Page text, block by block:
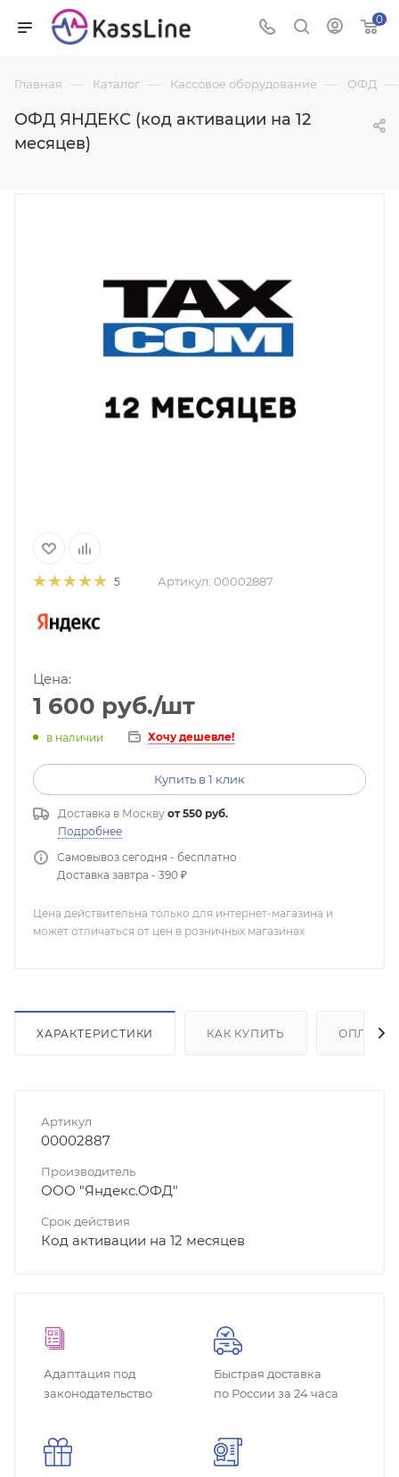
0
Главная — Каталог — Кассовое оборудование — ОФД —
ОФД ЯНДЕКС (код активации на 12
месяцев)
5 Артикул: 00002887
Цена:
1 600 руб./шт
в наличии Хочу дешевле!
Купить в 1 клик
Доставка в Москву от 550 руб.
Подробнее
Самовывоз сегодня - бесплатно
Доставка завтра - 390 ₽
Цена действительна только для интернет-магазина и
может отличаться от цен в розничных магазинах
ХАРАКТЕРИСТИКИ КАК КУПИТЬ ОПЛАТА
Артикул
00002887
Производитель
ООО "Яндекс.ОФД"
Срок действия
Код активации на 12 месяцев
Адаптация под
законодательство
Быстрая доставка
по России за 24 часа